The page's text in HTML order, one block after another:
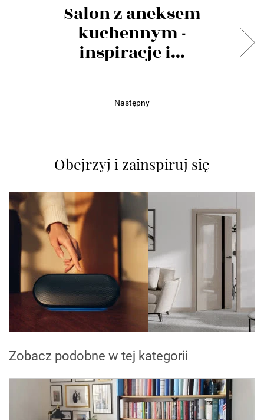
Salon z aneksem
kuchennym -
inspiracje i...
Następny
Obejrzyj i zainspiruj się
Zobacz podobne w tej kategorii